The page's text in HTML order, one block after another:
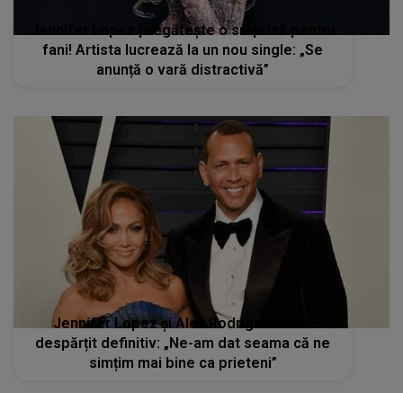
Jennifer Lopez pregătește o surpriză pentru
fani! Artista lucrează la un nou single: „Se
anunță o vară distractivă”
Jennifer Lopez și Alex Rodriguez s-au
despărțit definitiv: „Ne-am dat seama că ne
simțim mai bine ca prieteni”